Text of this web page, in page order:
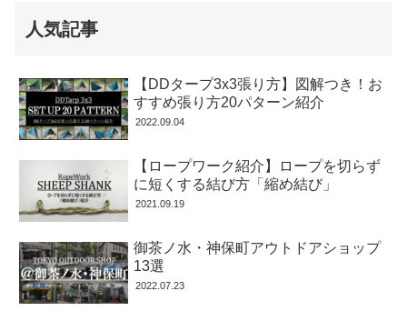
人気記事
【DDタープ3x3張り方】図解つき！お
すすめ張り方20パターン紹介
2022.09.04
【ロープワーク紹介】ロープを切らず
に短くする結び方「縮め結び」
2021.09.19
御茶ノ水・神保町アウトドアショップ
13選
2022.07.23